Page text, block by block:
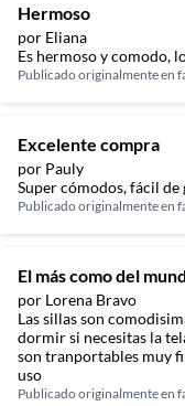
Hermoso
por Eliana
Es hermoso y comodo,
Publicado originalmente en
Excelente compra
por Pauly
Super cómodos, fácil de
Publicado originalmente en
El más como del
por Lorena Bravo
Las sillas son
dormir si necesitas la
son tranportables muy
uso
Publicado originalmente en